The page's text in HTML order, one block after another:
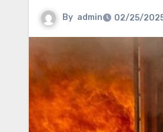
By admin 02/25/